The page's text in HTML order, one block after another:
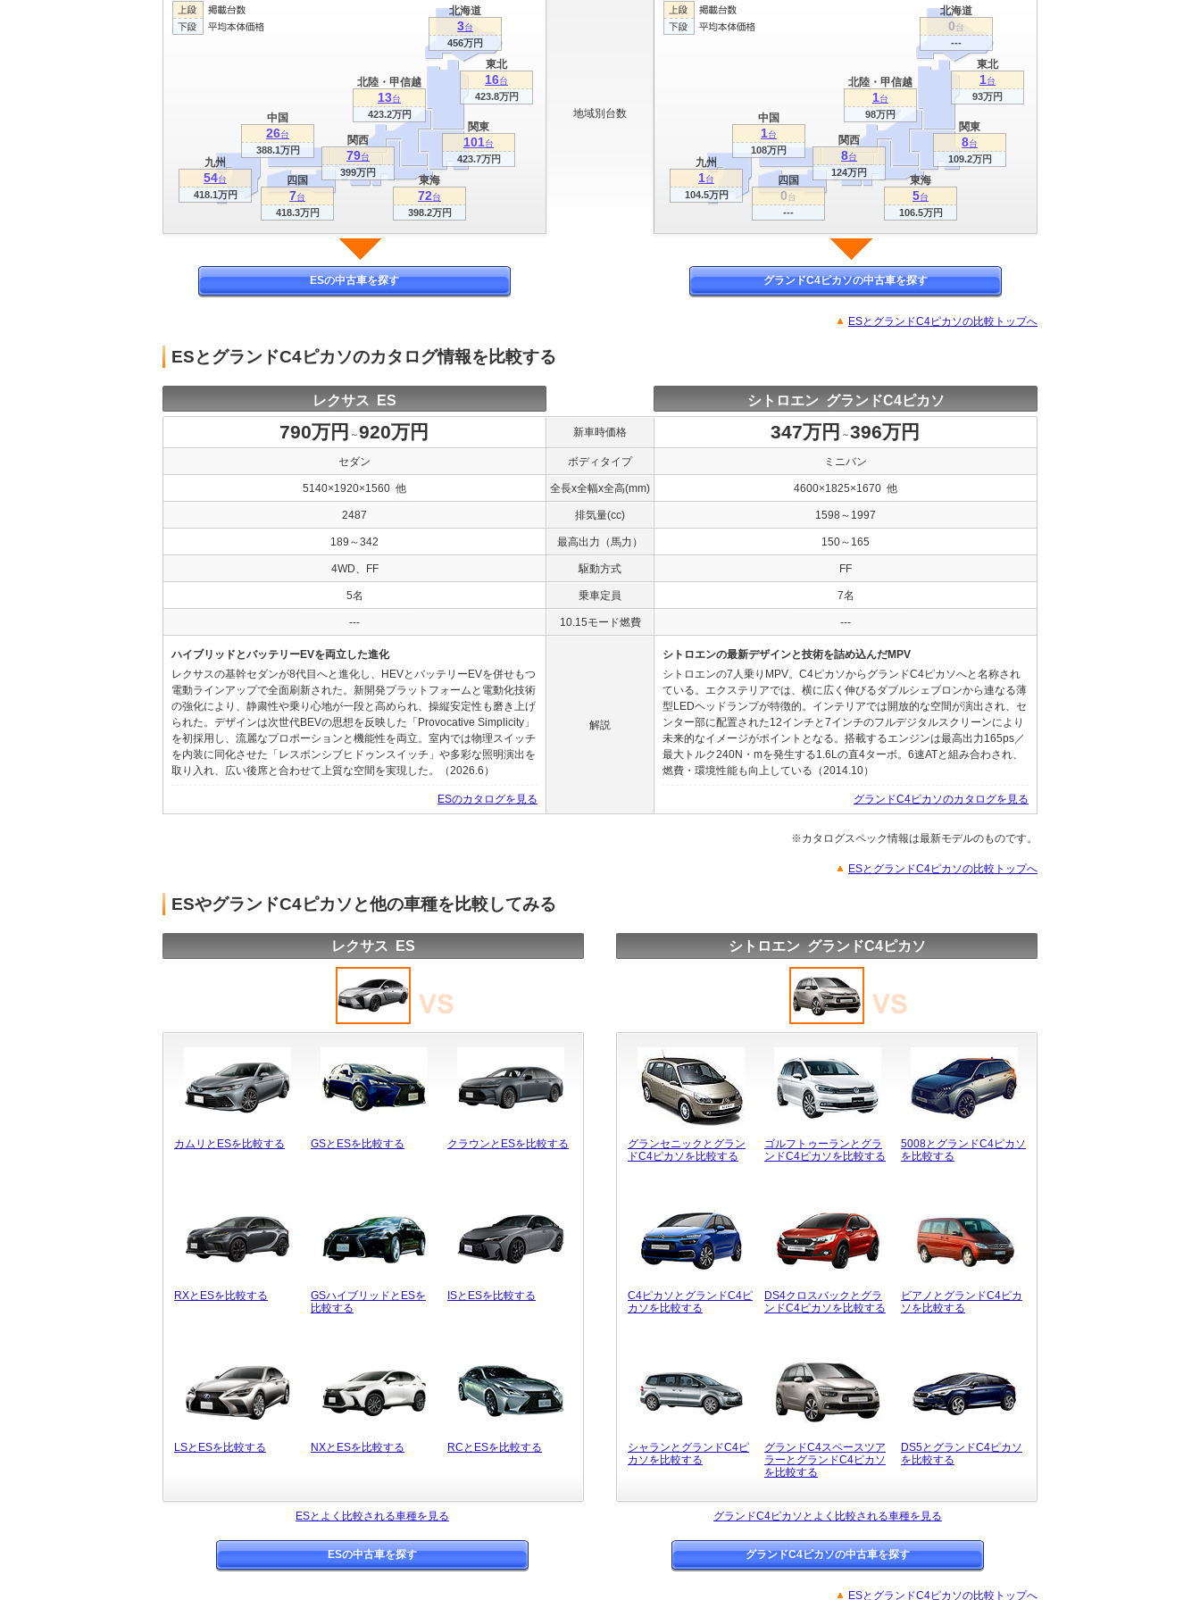
関東
101台
423.7万円
関西
79台
399万円
東海
72台
398.2万円
北海道
3台
456万円
九州
54台
418.1万円
東北
16台
423.8万円
北陸・甲信越
13台
423.2万円
中国
26台
388.1万円
四国
7台
418.3万円
地域別台数
関東
8台
109.2万円
関西
8台
124万円
東海
5台
106.5万円
北海道
0台
---
九州
1台
104.5万円
東北
1台
93万円
北陸・甲信越
1台
98万円
中国
1台
108万円
四国
0台
---
ESの中古車を探す グランドC4ピカソの中古車を探す
ESとグランドC4ピカソの比較トップへ
ESとグランドC4ピカソのカタログ情報を比較する
レクサス ES シトロエン グランドC4ピカソ
790万円 ～920万円 新車時価格 347万円 ～396万円
セダン ボディタイプ ミニバン
5140×1920×1560 他 全長x全幅x全高(mm) 4600×1825×1670 他
2487 排気量(cc) 1598～1997
189～342 最高出力（馬力） 150～165
4WD、FF 駆動方式 FF
5名 乗車定員 7名
--- 10.15モード燃費 ---
ハイブリッドとバッテリーEVを両立した進化
レクサスの基幹セダンが8代目へと進化し、HEVとバッテリーEVを併せもつ
電動ラインアップで全面刷新された。新開発プラットフォームと電動化技術
の強化により、静粛性や乗り心地が一段と高められ、操縦安定性も磨き上げ
られた。デザインは次世代BEVの思想を反映した「Provocative Simplicity」
を初採用し、流麗なプロポーションと機能性を両立。室内では物理スイッチ
を内装に同化させた「レスポンシブヒドゥンスイッチ」や多彩な照明演出を
取り入れ、広い後席と合わせて上質な空間を実現した。（2026.6）
ESのカタログを見る
解説
シトロエンの最新デザインと技術を詰め込んだMPV
シトロエンの7人乗りMPV。C4ピカソからグランドC4ピカソへと名称され
ている。エクステリアでは、横に広く伸びるダブルシェブロンから連なる薄
型LEDヘッドランプが特徴的。インテリアでは開放的な空間が演出され、セ
ンター部に配置された12インチと7インチのフルデジタルスクリーンにより
未来的なイメージがポイントとなる。搭載するエンジンは最高出力165ps／
最大トルク240N・mを発生する1.6Lの直4ターボ。6速ATと組み合わされ、
燃費・環境性能も向上している（2014.10）
グランドC4ピカソのカタログを見る
※カタログスペック情報は最新モデルのものです。
ESとグランドC4ピカソの比較トップへ
ESやグランドC4ピカソと他の車種を比較してみる
レクサス ES
カムリとESを比較する GSとESを比較する クラウンとESを比較する
RXとESを比較する
GSハイブリッドとESを
比較する
ISとESを比較する
LSとESを比較する NXとESを比較する RCとESを比較する
シトロエン グランドC4ピカソ
グランセニックとグラン
ドC4ピカソを比較する
ゴルフトゥーランとグラ
ンドC4ピカソを比較する
5008とグランドC4ピカソ
を比較する
C4ピカソとグランドC4ピ
カソを比較する
DS4クロスバックとグラ
ンドC4ピカソを比較する
ビアノとグランドC4ピカ
ソを比較する
シャランとグランドC4ピ
カソを比較する
グランドC4スペースツア
ラーとグランドC4ピカソ
を比較する
DS5とグランドC4ピカソ
を比較する
ESとよく比較される車種を見る グランドC4ピカソとよく比較される車種を見る
ESの中古車を探す グランドC4ピカソの中古車を探す
ESとグランドC4ピカソの比較トップへ